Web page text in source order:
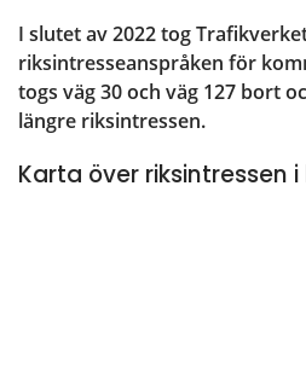
I slutet av 2022 tog
riksintresseanspråken för
togs väg 30 och väg 127 bort
längre riksintressen.
Karta över riksintressen